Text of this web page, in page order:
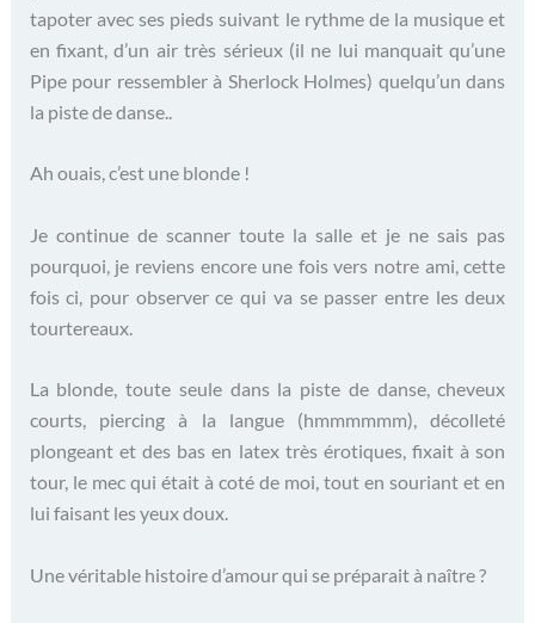
tapoter avec ses pieds suivant le rythme de la musique et
en fixant, d’un air très sérieux (il ne lui manquait qu’une
Pipe pour ressembler à Sherlock Holmes) quelqu’un dans
la piste de danse..
Ah ouais, c’est une blonde !
Je continue de scanner toute la salle et je ne sais pas
pourquoi, je reviens encore une fois vers notre ami, cette
fois ci, pour observer ce qui va se passer entre les deux
tourtereaux.
La blonde, toute seule dans la piste de danse, cheveux
courts, piercing à la langue (hmmmmmm), décolleté
plongeant et des bas en latex très érotiques, fixait à son
tour, le mec qui était à coté de moi, tout en souriant et en
lui faisant les yeux doux.
Une véritable histoire d’amour qui se préparait à naître ?